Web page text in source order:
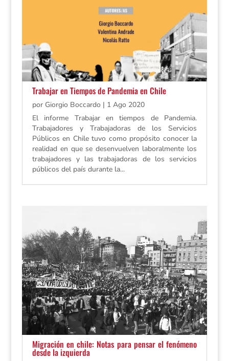
Trabajar en Tiempos de Pandemia en Chile
por Giorgio Boccardo| 1 Ago 2020
El informe Trabajar en tiempos de Pandemia.
Trabajadores y Trabajadoras de los Servicios
Públicos en Chile tuvo como propósito conocer la
realidad en que se desenvuelven laboralmente los
trabajadores y las trabajadoras de los servicios
públicos del país durante la...
Migración en chile: Notas para pensar el fenómeno
desde la izquierda